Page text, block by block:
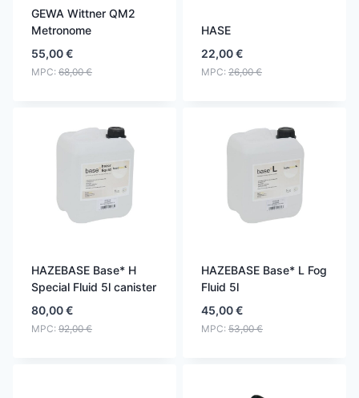
GEWA Wittner QM2
Metronome
55,00€
MPC: 68,00€
HASE
22,00€
MPC: 26,00€
HAZEBASE Base* H
Special Fluid 5l canister
80,00€
MPC: 92,00€
HAZEBASE Base* L Fog
Fluid 5l
45,00€
MPC: 53,00€